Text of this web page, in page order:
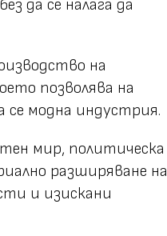
да се налага да
на
позволява на
се модна индустрия.
мир, политическа
разширяване на
и изискани